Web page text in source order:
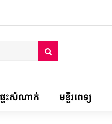
ផ្ទះសំណាក់ មន្ទីរពេទ្យ